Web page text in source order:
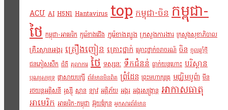
ACU AI H5N1 Hantavirus top កម្ពុជា-ចិន កម្ពុជា-
ថៃ កម្ពុជា-អាមេរិក កូរ៉េខាងជើង កូរ៉េខាងត្បូង ក្រសួងការងារ ក្រសួងសុខាភិបាល
គ្រឹះស្ថានអង្គរ គ្រឿងញៀន គ្រោះថ្នាក់ គ្រោះថ្នាក់ចរាចរណ៍ ចិន ចូលឆ្នាំថ្មី
ជនភៀសសឹក ជំងឺ តុលាការ ថៃ ទស្សនៈ ទឹកជំនន់ ធ្លាក់យន្តហោះ បរិស្ថាន
បុណ្យសមុទ្រ ផ្តាសាយបក្សី ព័ត៌មានមិនពិត ព្រំដែន ព្រះមហាក្សត្រ មជ្ឈិមបូព៌ា មីន
រថយន្តអគ្គិសនី រុស្ស៊ី ស្ពាន ឡាវ អគ្គិភ័យ អង្គរ អង្គរសង្រ្កាន្ត អាកាសធាតុ
អាមេរិក អាមេរិក-កម្ពុជា អ៊ុយក្រែន អ្នកសារព័ត៌មាន